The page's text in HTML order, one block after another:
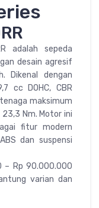
adalah sepeda
desain agresif
Dikenal dengan
cc DOHC, CBR
maksimum
Nm. Motor ini
fitur modern
dan suspensi
– Rp 90.000.000
varian dan